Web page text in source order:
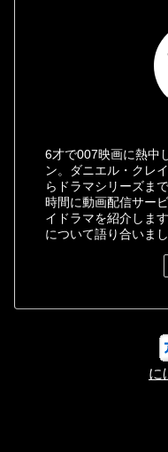
6才で007映画に熱中
ン。ダニエル・クレ
らドラマシリーズま
時間に動画配信サー
イドラマを紹介しま
について語り合いまし
に